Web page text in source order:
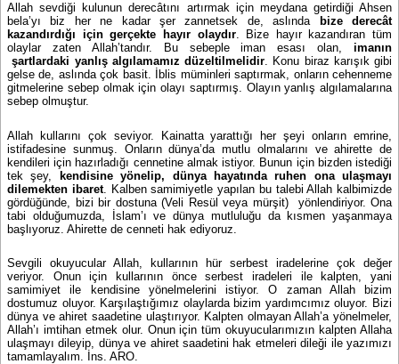
Allah sevdiği kulunun derecâtını artırmak için meydana getirdiği Ahsen
bela’yı biz her ne kadar şer zannetsek de, aslında
bize derecât
kazandırdığı için gerçekte hayır olaydır. Bize hayır kazandıran tüm
olaylar zaten Allah’tandır. Bu sebeple iman esası olan, imanın
şartlardaki yanlış algılamamız düzeltilmelidir. Konu biraz karışık gibi
gelse de, aslında çok basit. İblis müminleri saptırmak, onların cehenneme
gitmelerine sebep olmak için olayı saptırmış. Olayın yanlış algılamalarına
sebep olmuştur.
Allah kullarını çok seviyor. Kainatta yarattığı her şeyi onların emrine,
istifadesine sunmuş. Onların dünya’da mutlu olmalarını ve ahirette de
kendileri için hazırladığı cennetine almak istiyor. Bunun için bizden istediği
tek şey, kendisine yönelip, dünya hayatında ruhen ona ulaşmayı
dilemekten ibaret. Kalben samimiyetle yapılan bu talebi Allah kalbimizde
gördüğünde, bizi bir dostuna (Veli Resül veya mürşit) yönlendiriyor. Ona
tabi olduğumuzda, İslam’ı ve dünya mutluluğu da kısmen yaşanmaya
başlıyoruz. Ahirette de cenneti hak ediyoruz.
Sevgili okuyucular Allah, kullarının hür serbest iradelerine çok değer
veriyor. Onun için kullarının önce serbest iradeleri ile kalpten, yani
samimiyet ile kendisine yönelmelerini istiyor. O zaman Allah bizim
dostumuz oluyor. Karşılaştığımız olaylarda bizim yardımcımız oluyor. Bizi
dünya ve ahiret saadetine ulaştırıyor. Kalpten olmayan Allah’a yönelmeler,
Allah’ı imtihan etmek olur. Onun için tüm okuyucularımızın kalpten Allaha
ulaşmayı dileyip, dünya ve ahiret saadetini hak etmeleri dileği ile yazımızı
tamamlayalım. İns. ARO.